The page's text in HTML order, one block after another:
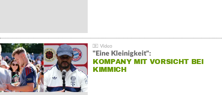
"Eine Kleinigkeit":
KOMPANY MIT VORSICHT BEI
KIMMICH